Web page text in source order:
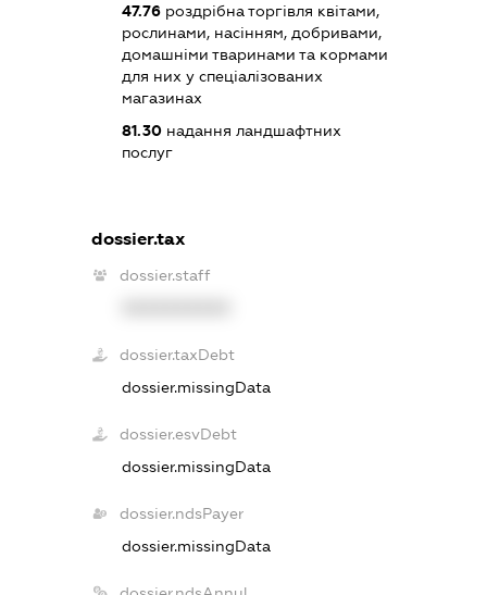
47.76роздрібна торгівля квітами,
рослинами, насінням, добривами,
домашніми тваринами та кормами
для них у спеціалізованих
магазинах
81.30надання ландшафтних
послуг
dossier.tax
dossier.staff
dossier.taxDebt
dossier.missingData
dossier.esvDebt
dossier.missingData
dossier.ndsPayer
dossier.missingData